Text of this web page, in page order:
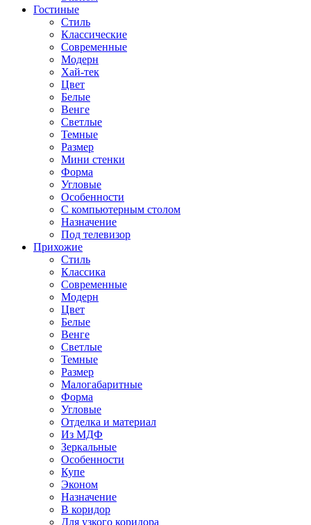
Гостиные
Стиль
Классические
Современные
Модерн
Хай-тек
Цвет
Белые
Венге
Светлые
Темные
Размер
Мини стенки
Форма
Угловые
Особенности
С компьютерным столом
Назначение
Под телевизор
Прихожие
Стиль
Классика
Современные
Модерн
Цвет
Белые
Венге
Светлые
Темные
Размер
Малогабаритные
Форма
Угловые
Отделка и материал
Из МДФ
Зеркальные
Особенности
Купе
Эконом
Назначение
В коридор
Для узкого коридора